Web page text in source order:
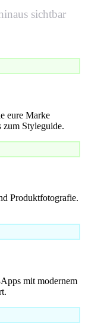
sichtbar
eure Marke
zum Styleguide.
Produktfotografie.
mit modernem